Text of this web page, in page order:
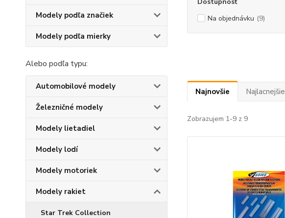
Modely podľa značiek
Modely podľa mierky
Alebo podľa typu:
Automobilové modely
Železničné modely
Modely lietadiel
Modely lodí
Modely motoriek
Modely rakiet
Star Trek Collection
Na objednávku (9)
Najnovšie Najlacnejšie
Zobrazujem 1-9 z 9